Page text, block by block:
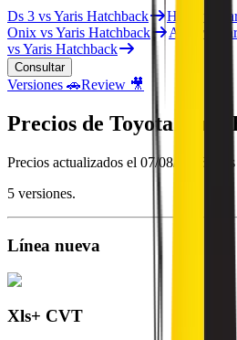
Ds 3 vs Yaris Hatchback
Hb20 vs
Onix vs Yaris Hatchback
Argo vs
vs Yaris Hatchback
Consultar
Versiones 🚗Review 🎥
Precios de Toyota
Precios actualizados el 07/08/2026 a
5 versiones.
Línea nueva
Xls+ CVT